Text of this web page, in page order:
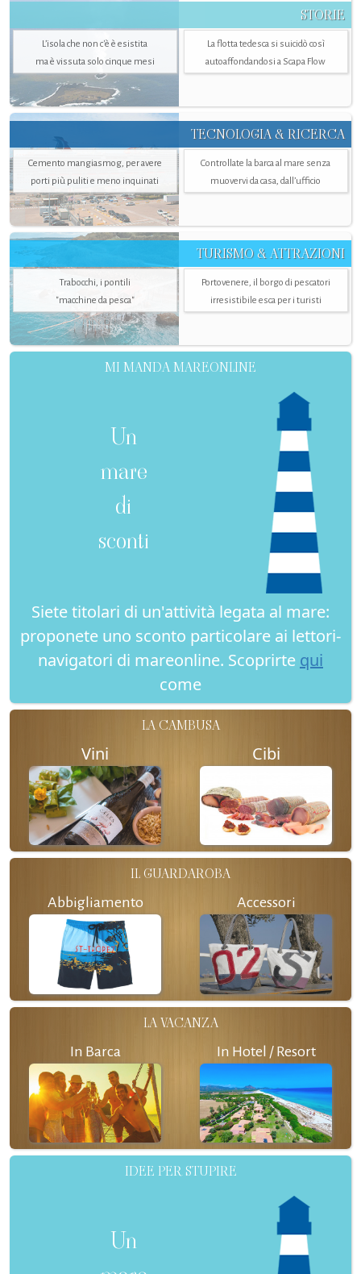
STORIE
L’isola che non c'è è esistita
ma è vissuta solo cinque mesi
La flotta tedesca si suicidò così
autoaffondandosi a Scapa Flow
TECNOLOGIA & RICERCA
Cemento mangiasmog, per avere
porti più puliti e meno inquinati
Controllate la barca al mare senza
muovervi da casa, dall’ufficio
TURISMO & ATTRAZIONI
Trabocchi, i pontili
"macchine da pesca"
Portovenere, il borgo di pescatori
irresistibile esca per i turisti
MI MANDA MAREONLINE
Un
mare
di
sconti
Siete titolari di un'attività legata al mare:
proponete uno sconto particolare ai lettori-
navigatori di mareonline. Scoprirte qui
come
LA CAMBUSA
Vini Cibi
IL GUARDAROBA
Abbigliamento Accessori
LA VACANZA
In Barca In Hotel / Resort
IDEE PER STUPIRE
Un